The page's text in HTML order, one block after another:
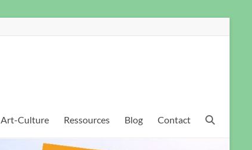
Art-Culture Ressources Blog Contact